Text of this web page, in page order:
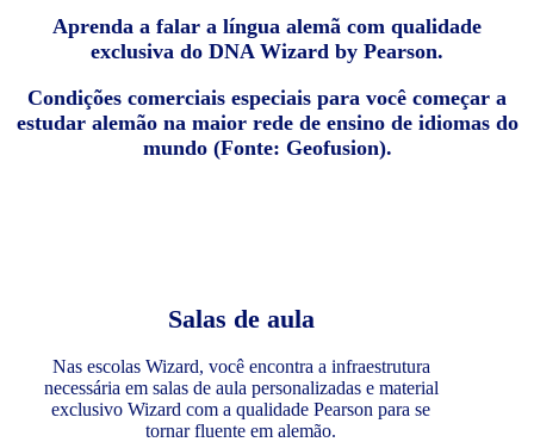
Aprenda a falar a língua alemã com qualidade
exclusiva do DNA Wizard by Pearson.
Condições comerciais especiais para você começar a
estudar alemão na maior rede de ensino de idiomas do
mundo (Fonte: Geofusion).
Salas de aula
Nas escolas Wizard, você encontra a infraestrutura
necessária em salas de aula personalizadas e material
exclusivo Wizard com a qualidade Pearson para se
tornar fluente em alemão.